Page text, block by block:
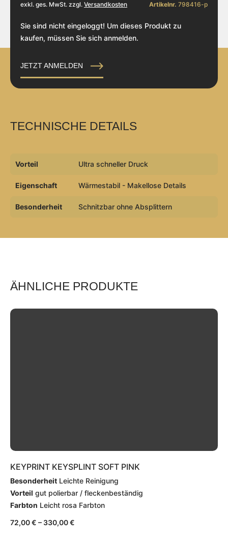
exkl. ges. MwSt. zzgl. Versandkosten Artikelnr. 798416-p
Sie sind nicht eingeloggt! Um dieses Produkt zu
kaufen, müssen Sie sich anmelden.
JETZT ANMELDEN
TECHNISCHE DETAILS
Vorteil Ultra schneller Druck
Eigenschaft Wärmestabil - Makellose Details
Besonderheit Schnitzbar ohne Absplittern
ÄHNLICHE PRODUKTE
KEYPRINT KEYSPLINT SOFT PINK
Besonderheit Leichte Reinigung
Vorteil gut polierbar / fleckenbeständig
Farbton Leicht rosa Farbton
72,00€ – 330,00€